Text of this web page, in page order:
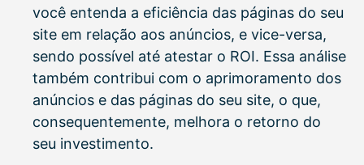
você entenda a eficiência das páginas do seu
site em relação aos anúncios, e vice-versa,
sendo possível até atestar o ROI. Essa análise
também contribui com o aprimoramento dos
anúncios e das páginas do seu site, o que,
consequentemente, melhora o retorno do
seu investimento.